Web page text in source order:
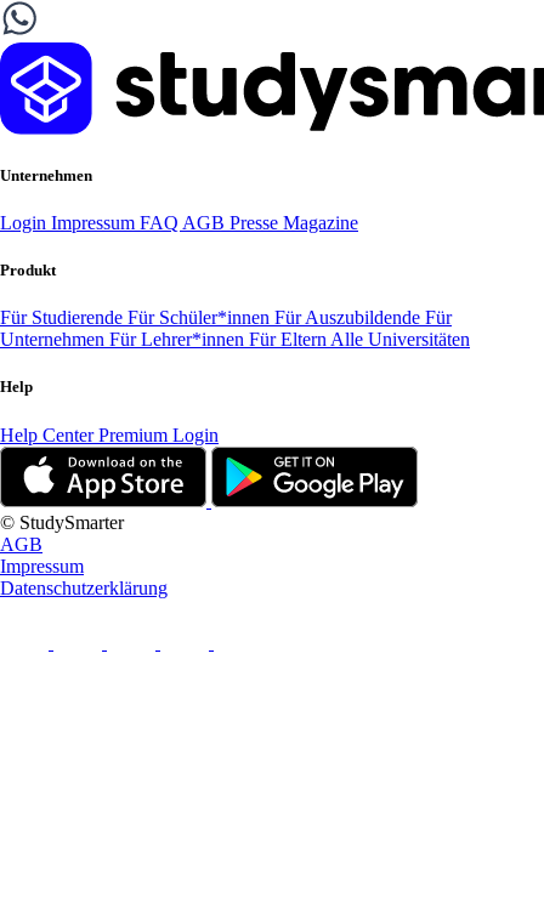
Unternehmen
Login Impressum FAQ AGB Presse Magazine
Produkt
Für Studierende Für Schüler*innen Für Auszubildende Für
Unternehmen Für Lehrer*innen Für Eltern Alle Universitäten
Help
Help CenterPremium Login
© StudySmarter
AGB
Impressum
Datenschutzerklärung